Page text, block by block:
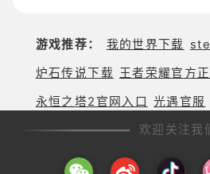
游戏推荐： 我的世界下载
炉石传说下载 王者荣耀官方
永恒之塔2官网入口 光遇官服
欢迎关注我